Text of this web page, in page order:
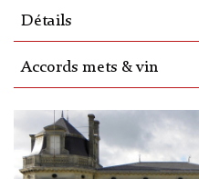
Détails
Accords mets & vin